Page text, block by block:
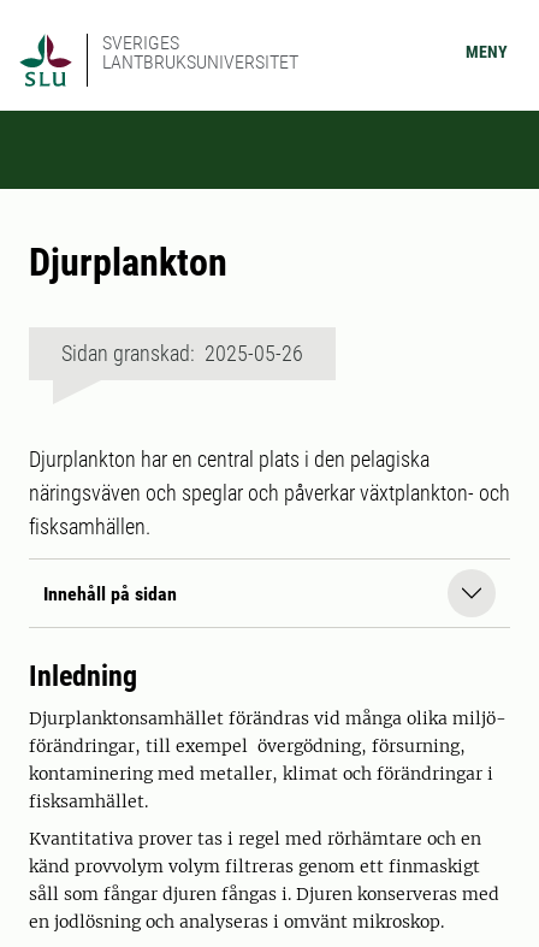
SVERIGES
LANTBRUKSUNIVERSITET
MENY
Djurplankton
Sidan granskad: 2025-05-26
Djurplankton har en central plats i den pelagiska
näringsväven och speglar och påverkar växt­plankton- och
fisksamhällen.
Innehåll på sidan
Inledning
Djurplanktonsamhället förändras vid många olika miljö­
förändringar, till exempel övergödning, försurning,
kontaminering med metaller, klimat och för­ändringar i
fisksamhället.
Kvantitativa prover tas i regel med rörhämtare och en
känd provvolym volym filtreras genom ett finmaskigt
såll som fångar djuren fångas i. Djuren konserveras med
en jodlösning och analyseras i omvänt mikroskop.